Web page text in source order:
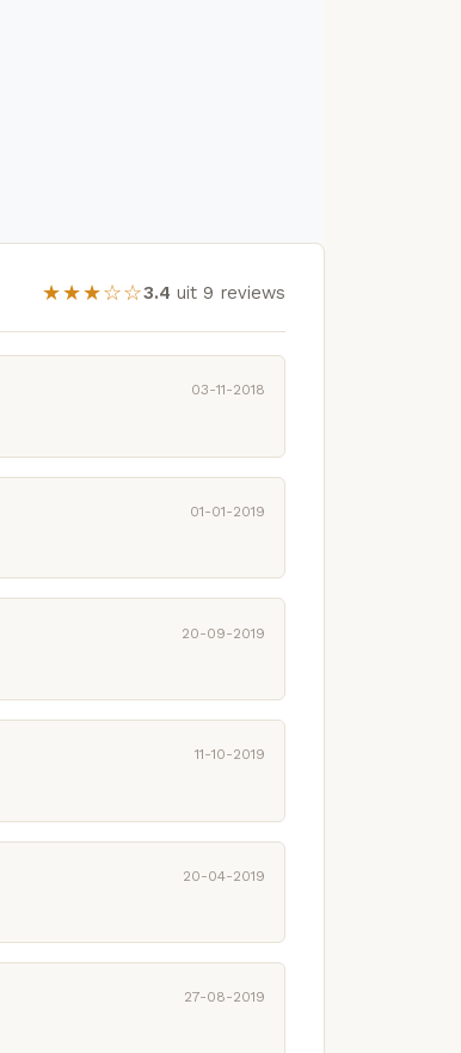
★★★☆☆3.4 uit 9 reviews
03-11-2018
01-01-2019
20-09-2019
11-10-2019
20-04-2019
27-08-2019